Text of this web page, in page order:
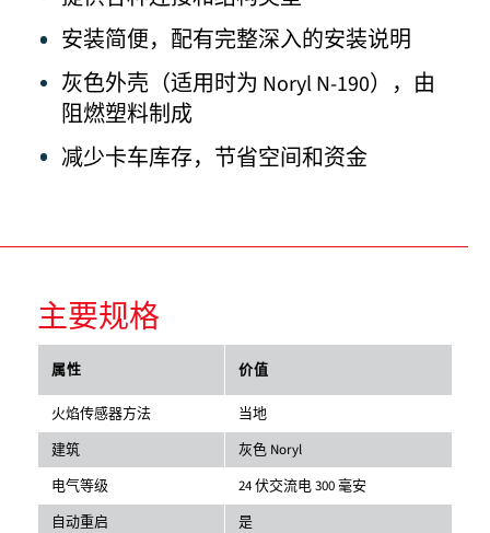
安装简便，配有完整深入的安装说明
灰色外壳（适用时为 Noryl N-190），由
阻燃塑料制成
减少卡车库存，节省空间和资金
主要规格
属性 价值
火焰传感器方法
当地
建筑
灰色 Noryl
电气等级
24 伏交流电 300 毫安
自动重启
是